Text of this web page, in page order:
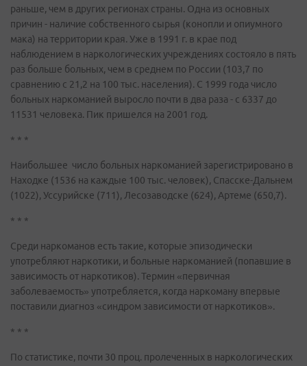
раньше, чем в других регионах страны. Одна из основных
причин - наличие собственного сырья (конопли и опиумного
мака) на территории края. Уже в 1991 г. в крае под
наблюдением в наркологических учреждениях состояло в пять
раз больше больных, чем в среднем по России (103,7 по
сравнению с 21,2 на 100 тыс. населения). С 1999 года число
больных наркоманией выросло почти в два раза - с 6337 до
11531 человека. Пик пришелся на 2001 год.
* * *
Наибольшее число больных наркоманией зарегистрировано в
Находке (1536 на каждые 100 тыс. человек), Спасске-Дальнем
(1022), Уссурийске (711), Лесозаводске (624), Артеме (650,7).
* * *
Среди наркоманов есть такие, которые эпизодически
употребляют наркотики, и больные наркоманией (попавшие в
зависимость от наркотиков). Термин «первичная
заболеваемость» употребляется, когда наркоману впервые
поставили диагноз «синдром зависимости от наркотиков».
* * *
По статистике, почти 30 проц. пролеченных в наркологических